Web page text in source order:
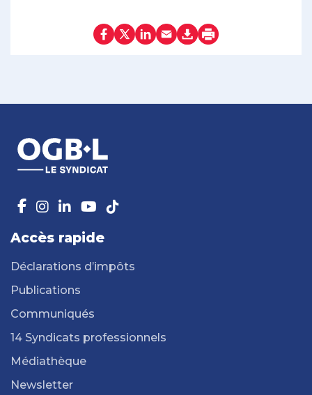
Accès rapide
Déclarations d’impôts
Publications
Communiqués
14 Syndicats professionnels
Médiathèque
Newsletter